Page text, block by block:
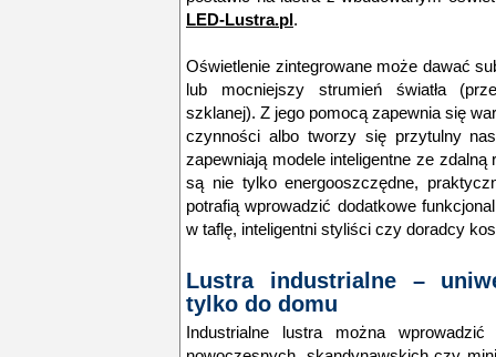
LED-Lustra.pl.
Oświetlenie zintegrowane może dawać
lub mocniejszy strumień światła
szklanej). Z jego pomocą zapewnia się
czynności albo tworzy się przytulny
zapewniają modele inteligentne ze
są nie tylko energooszczędne,
potrafią wprowadzić dodatkowe
w taflę, inteligentni styliści czy doradcy
Lustra industrialne –
tylko do domu
Industrialne lustra można